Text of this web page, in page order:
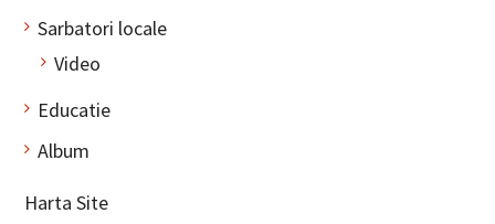
Sarbatori locale
Video
Educatie
Album
Harta Site